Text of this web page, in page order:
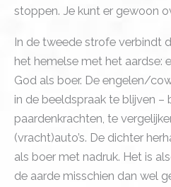
stoppen. Je kunt er gewoon
In de tweede strofe verbindt
het hemelse met het aardse:
God als boer. De engelen/
in de beeldspraak te blijven –
paardenkrachten, te
(vracht)auto’s. De dichter
als boer met nadruk. Het is
de aarde misschien dan wel